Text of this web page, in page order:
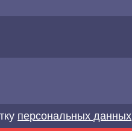
персональных данных